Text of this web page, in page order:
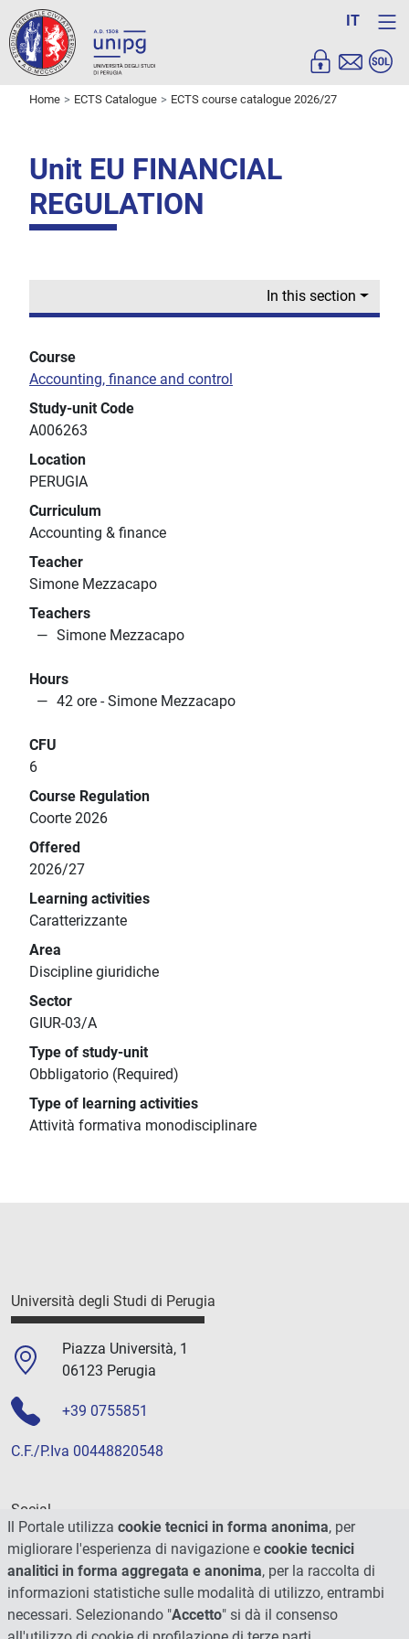
IT
Home ECTS Catalogue ECTS course catalogue 2026/27
Unit EU FINANCIAL
REGULATION
In this section
Course
Accounting, finance and control
Study-unit Code
A006263
Location
PERUGIA
Curriculum
Accounting & finance
Teacher
Simone Mezzacapo
Teachers
Simone Mezzacapo
Hours
42 ore - Simone Mezzacapo
CFU
6
Course Regulation
Coorte 2026
Offered
2026/27
Learning activities
Caratterizzante
Area
Discipline giuridiche
Sector
GIUR-03/A
Type of study-unit
Obbligatorio (Required)
Type of learning activities
Attività formativa monodisciplinare
Università degli Studi di Perugia
Piazza Università, 1
06123 Perugia
+39 0755851
C.F./P.Iva 00448820548
Social
Il Portale utilizza cookie tecnici in forma anonima, per
migliorare l'esperienza di navigazione e cookie tecnici
analitici in forma aggregata e anonima, per la raccolta di
informazioni statistiche sulle modalità di utilizzo, entrambi
necessari. Selezionando "Accetto" si dà il consenso